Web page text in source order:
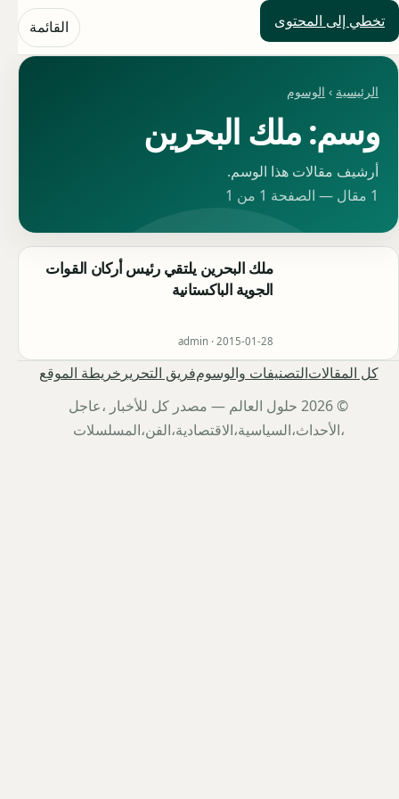
تخطي إلى المحتوى
حلول العالم القائمة
الرئيسية › الوسوم
وسم: ملك البحرين
أرشيف مقالات هذا الوسم.
1 مقال — الصفحة 1 من 1
ملك البحرين يلتقي رئيس أركان القوات
الجوية الباكستانية
admin · 2015-01-28
كل المقالاتالتصنيفات والوسومفريق التحرير خريطة الموقع
© 2026 حلول العالم — مصدر كل للأخبار ،عاجل
،الأحداث،السياسية،الاقتصادية،الفن،المسلسلات